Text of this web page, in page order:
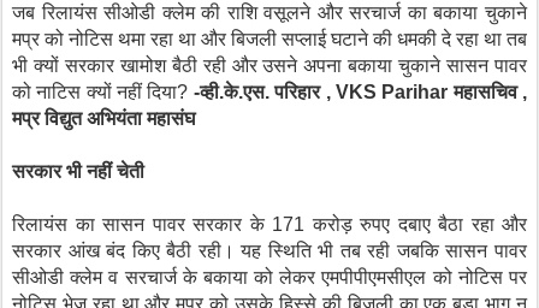
जब रिलायंस सीओडी क्लेम की राशि वसूलने और सरचार्ज का बकाया चुकाने
मप्र को नोटिस थमा रहा था और बिजली सप्लाई घटाने की धमकी दे रहा था तब
भी क्यों सरकार खामोश बैठी रही और उसने अपना बकाया चुकाने सासन पावर
को नाटिस क्यों नहीं दिया? -व्ही.के.एस. परिहार , VKS Parihar महासचिव ,
मप्र विद्युत अभियंता महासंघ
सरकार भी नहीं चेती
रिलायंस का सासन पावर सरकार के 171 करोड़ रुपए दबाए बैठा रहा और
सरकार आंख बंद किए बैठी रही। यह स्थिति भी तब रही जबकि सासन पावर
सीओडी क्लेम व सरचार्ज के बकाया को लेकर एमपीपीएमसीएल को नोटिस पर
नोटिस भेज रहा था और मप्र को उसके हिस्से की बिजली का एक बड़ा भाग न